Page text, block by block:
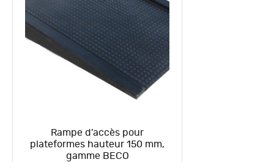
Rampe d’accès pour
plateformes hauteur 150 mm,
gamme BECO